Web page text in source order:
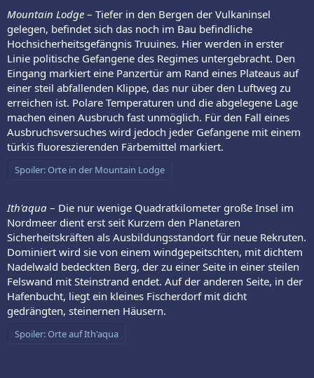
Mountain Lodge – Tiefer in den Bergen der Vulkaninsel
gelegen, befindet sich das noch im Bau befindliche
Hochsicherheitsgefängnis Truuines. Hier werden in erster
Linie politische Gefangene des Regimes untergebracht. Den
Eingang markiert eine Panzertür am Rand eines Plateaus auf
einer steil abfallenden Klippe, das nur über den Luftweg zu
erreichen ist. Polare Temperaturen und die abgelegene Lage
machen einen Ausbruch fast unmöglich. Für den Fall eines
Ausbruchsversuches wird jedoch jeder Gefangene mit einem
türkis fluoreszierenden Färbemittel markiert.
Spoiler:Orte in der Mountain Lodge
Ith'aqua – Die nur wenige Quadratkilometer große Insel im
Nordmeer dient erst seit Kurzem den Planetaren
Sicherheitskräften als Ausbildungsstandort für neue Rekruten.
Dominiert wird sie von einem windgepeitschten, mit dichtem
Nadelwald bedeckten Berg, der zu einer Seite in einer steilen
Felswand mit Steinstrand endet. Auf der anderen Seite, in der
Hafenbucht, liegt ein kleines Fischerdorf mit dicht
gedrängten, steinernen Häusern.
Spoiler:Orte auf Ith'aqua